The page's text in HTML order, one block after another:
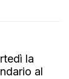
la
al